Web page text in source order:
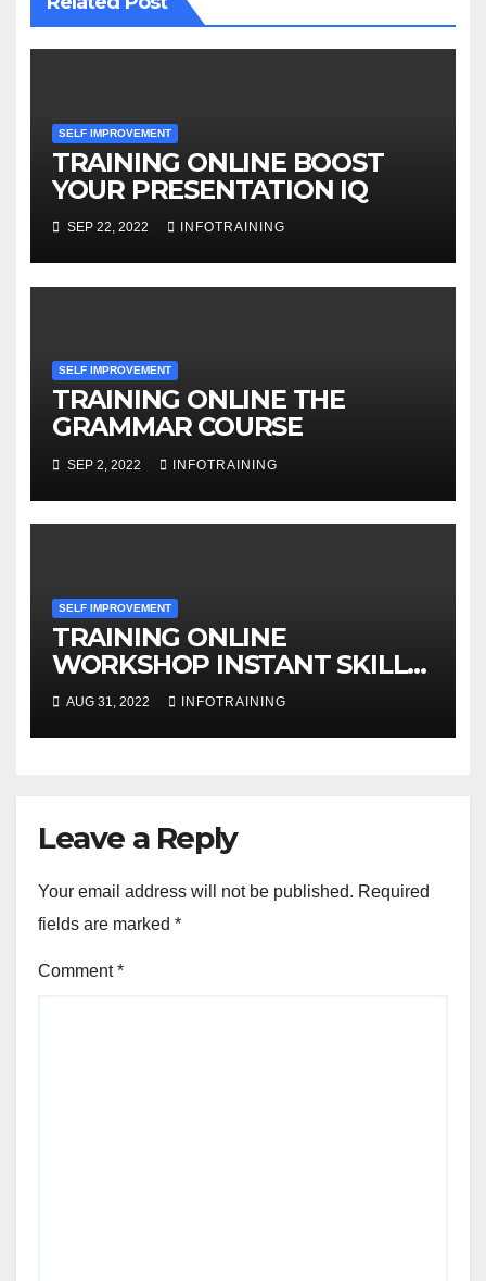
SELF IMPROVEMENT
TRAINING ONLINE BOOST
YOUR PRESENTATION IQ
SEP 22, 2022 INFOTRAINING
SELF IMPROVEMENT
TRAINING ONLINE THE
GRAMMAR COURSE
SEP 2, 2022 INFOTRAINING
SELF IMPROVEMENT
TRAINING ONLINE
WORKSHOP INSTANT SKILLS
FOR DISCOVERING HIDDEN
MOTIVATION
AUG 31, 2022 INFOTRAINING
Leave a Reply
Your email address will not be published. Required
fields are marked *
Comment*